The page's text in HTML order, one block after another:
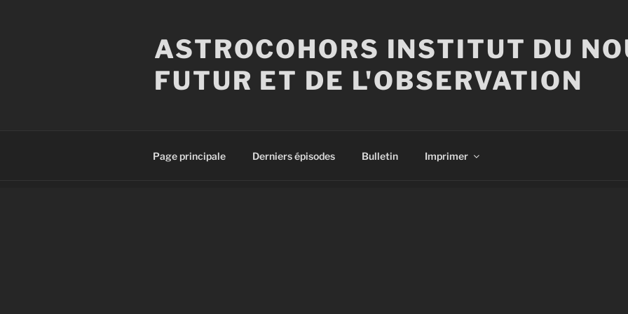
ASTROCOHORS INSTITUT DU
FUTUR ET DE L'OBSERVATION
Page principale Derniers épisodes Bulletin Imprimer